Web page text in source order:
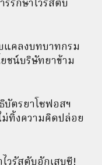
รรักษาไวรัสตับ
แคลงบทบาทกรม
ชน์บริษัทยาข้าม
ตรยาโซฟอสฯ
ทิ้งความคิดปล่อย